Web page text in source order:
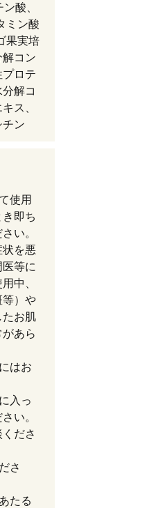
酸、
ミン酸
果実培
コン
ロテ
解コ
ス、
ン
使用
即ち
い。
を悪
等に
中、
等）や
お肌
あら
はお
入っ
い。
ださ
さ
たる